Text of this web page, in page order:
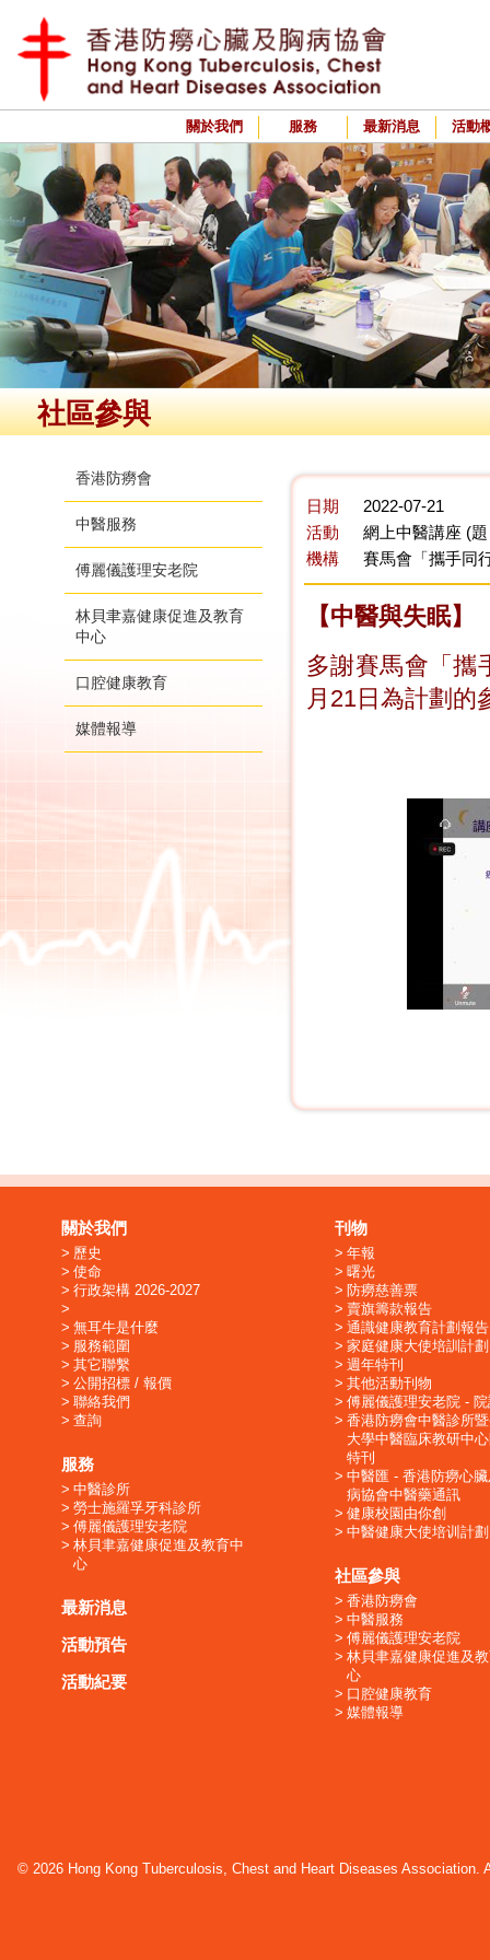
關於我們 服務 最新消息 活動
社區參與
香港防癆會
中醫服務
傅麗儀護理安老院
林貝聿嘉健康促進及教育
中心
口腔健康教育
媒體報導
日期
2022-07-21
活動
網上中醫講座 (
機構
賽馬會「攜手同
【中醫與失眠】
多謝賽馬會「攜
月21日為計劃的
關於我們
歷史
使命
行政架構 2026-2027
無耳牛是什麼
服務範圍
其它聯繫
公開招標 / 報價
聯絡我們
查詢
服務
中醫診所
勞士施羅孚牙科診所
傅麗儀護理安老院
林貝聿嘉健康促進及教育中
心
最新消息
活動預告
活動紀要
刊物
年報
曙光
防癆慈善票
賣旗籌款報告
通識健康教育計劃報告
家庭健康大使培訓計劃
週年特刊
其他活動刊物
傅麗儀護理安老院 -
香港防癆會中醫診所
大學中醫臨床教研中
特刊
中醫匯 - 香港防癆心
病協會中醫藥通訊
健康校園由你創
中醫健康大使培训計劃
社區參與
香港防癆會
中醫服務
傅麗儀護理安老院
林貝聿嘉健康促進及
心
口腔健康教育
媒體報導
© 2026 Hong Kong Tuberculosis, Chest and Heart Diseases Association.